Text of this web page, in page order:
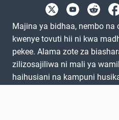
Majina ya bidhaa, nembo na
kwenye tovuti hii ni kwa
pekee. Alama zote za
zilizosajiliwa ni mali ya
haihusiani na kampuni